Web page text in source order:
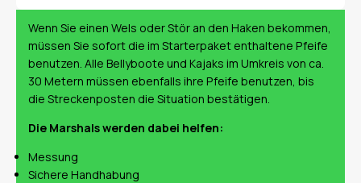
Wenn Sie einen Wels oder Stör an den Haken bekommen,
müssen Sie sofort die im Starterpaket enthaltene Pfeife
benutzen. Alle Bellyboote und Kajaks im Umkreis von ca.
30 Metern müssen ebenfalls ihre Pfeife benutzen, bis
die Streckenposten die Situation bestätigen.
Die Marshals werden dabei helfen:
Messung
Sichere Handhabung